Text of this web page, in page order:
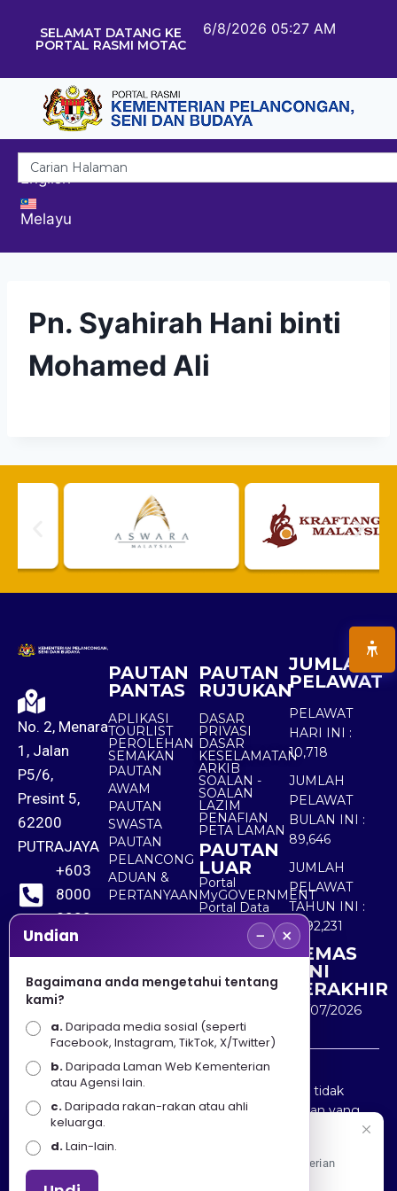
SELAMAT DATANG KE
PORTAL RASMI MOTAC
6/8/2026 05:27 AM
English
Melayu
Pn. Syahirah Hani binti
Mohamed Ali
No. 2, Menara
1, Jalan
P5/6,
Presint 5,
62200
PUTRAJAYA
+603
8000
8000
+603
8891
7100
PAUTAN
PANTAS
APLIKASI
TOURLIST
PEROLEHAN
SEMAKAN
PAUTAN
AWAM
PAUTAN
SWASTA
PAUTAN
PELANCONG
ADUAN &
PERTANYAAN
PAUTAN
RUJUKAN
DASAR
PRIVASI
DASAR
KESELAMATAN
ARKIB
SOALAN -
SOALAN
LAZIM
PENAFIAN
PETA LAMAN
PAUTAN
LUAR
Portal
MyGOVERNMENT
Portal Data
Terbuka
Sektor Awam
JUMLAH
PELAWAT
PELAWAT
HARI INI :
10,718
JUMLAH
PELAWAT
BULAN INI :
89,646
JUMLAH
PELAWAT
TAHUN INI :
5,492,231
KEMAS
KINI
TERAKHIR
30/07/2026
Penafian : Kerajaan Malaysia dan Kementerian
Pelancongan Seni dan Budaya (MOTAC) adalah tidak
bertanggungjawab atas kehilangan atau kerugian yang
disebabkan oleh penggunaan mana-mana maklumat
yang diperolehi dari portal ini.
Undian − ×
Bagaimana anda mengetahui tentang
kami?
a.Daripada media sosial (seperti
Facebook, Instagram, TikTok, X/Twitter)
b.Daripada Laman Web Kementerian
atau Agensi lain.
c.Daripada rakan-rakan atau ahli
keluarga.
d.Lain-lain.
Apa Khabar! Selamat datang ke Portal Rasmi Kementerian
Pelancongan, Seni dan Budaya